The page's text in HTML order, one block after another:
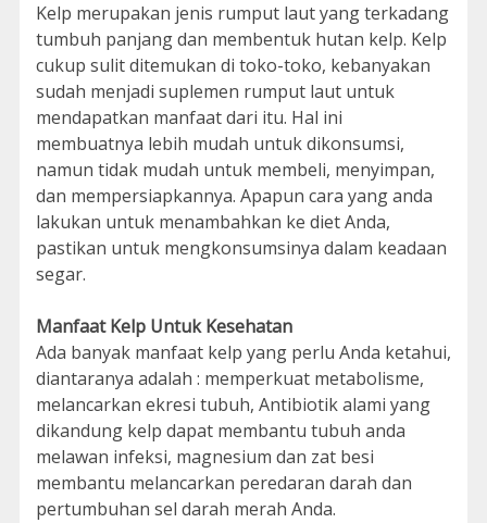
Kelp merupakan jenis rumput laut yang terkadang
tumbuh panjang dan membentuk hutan kelp. Kelp
cukup sulit ditemukan di toko-toko, kebanyakan
sudah menjadi suplemen rumput laut untuk
mendapatkan manfaat dari itu. Hal ini
membuatnya lebih mudah untuk dikonsumsi,
namun tidak mudah untuk membeli, menyimpan,
dan mempersiapkannya. Apapun cara yang anda
lakukan untuk menambahkan ke diet Anda,
pastikan untuk mengkonsumsinya dalam keadaan
segar.
Manfaat Kelp Untuk Kesehatan
Ada banyak manfaat kelp yang perlu Anda ketahui,
diantaranya adalah : memperkuat metabolisme,
melancarkan ekresi tubuh, Antibiotik alami yang
dikandung kelp dapat membantu tubuh anda
melawan infeksi, magnesium dan zat besi
membantu melancarkan peredaran darah dan
pertumbuhan sel darah merah Anda.